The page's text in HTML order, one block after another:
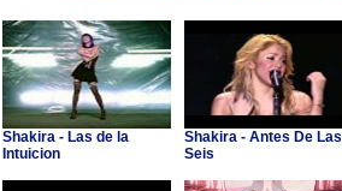
Shakira - Las de la
Intuicion
Shakira - Antes De Las
Seis